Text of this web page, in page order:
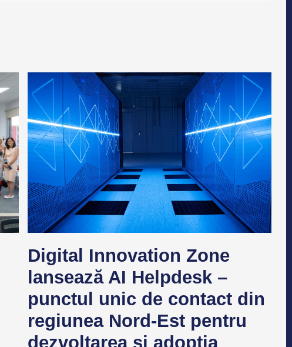
Digital Innovation Zone
lansează AI Helpdesk –
punctul unic de contact din
regiunea Nord-Est pentru
dezvoltarea și adopția